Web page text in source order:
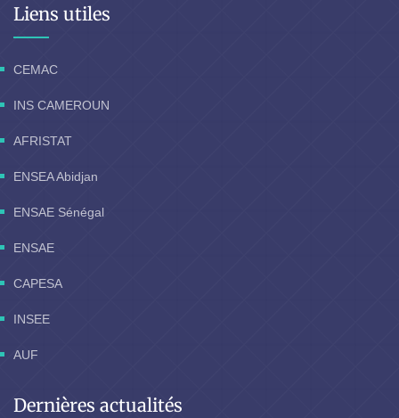
Liens utiles
CEMAC
INS CAMEROUN
AFRISTAT
ENSEA Abidjan
ENSAE Sénégal
ENSAE
CAPESA
INSEE
AUF
Dernières actualités